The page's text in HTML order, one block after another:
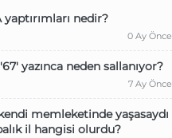
yaptırımları nedir?
0 Ay Önce
yazınca neden sallanıyor?
7 Ay Önce
memleketinde yaşasaydı
il hangisi olurdu?